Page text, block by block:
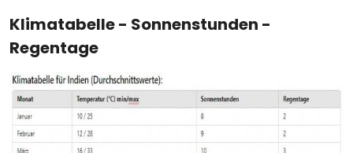
Klimatabelle - Sonnenstunden -
Regentage